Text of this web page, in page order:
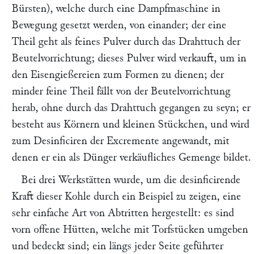
Bürsten), welche durch eine Dampfmaschine in
Bewegung gesetzt werden, von einander; der eine
Theil geht als feines Pulver durch das Drahttuch der
Beutelvorrichtung; dieses Pulver wird verkauft, um in
den Eisengießereien zum Formen zu dienen; der
minder feine Theil fällt von der Beutelvorrichtung
herab, ohne durch das Drahttuch gegangen zu seyn; er
besteht aus Körnern und kleinen Stückchen, und wird
zum Desinficiren der Excremente angewandt, mit
denen er ein als Dünger verkäufliches Gemenge bildet.
Bei drei Werkstätten wurde, um die desinficirende
Kraft dieser Kohle durch ein Beispiel zu zeigen, eine
sehr einfache Art von Abtritten hergestellt: es sind
vorn offene Hütten, welche mit Torfstücken umgeben
und bedeckt sind; ein längs jeder Seite geführter